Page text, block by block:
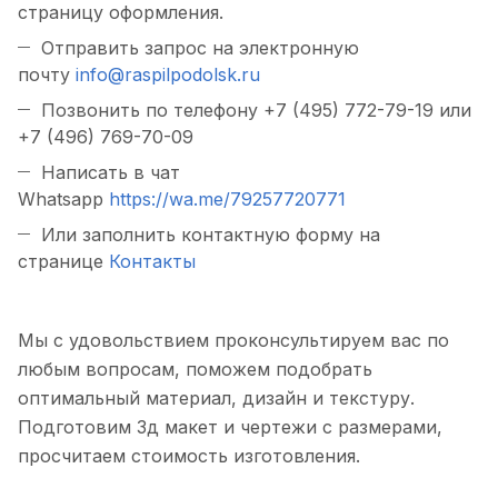
страницу оформления.
Отправить запрос на электронную
почту info@raspilpodolsk.ru
Позвонить по телефону +7 (495) 772-79-19 или
+7 (496) 769-70-09
Написать в чат
Whatsapp https://wa.me/79257720771
Или заполнить контактную форму на
странице Контакты
Мы с удовольствием проконсультируем вас по
любым вопросам, поможем подобрать
оптимальный материал, дизайн и текстуру.
Подготовим 3д макет и чертежи с размерами,
просчитаем стоимость изготовления.